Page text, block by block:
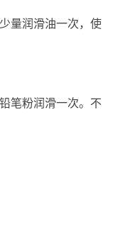
量润滑油一次，使
笔粉润滑一次。不